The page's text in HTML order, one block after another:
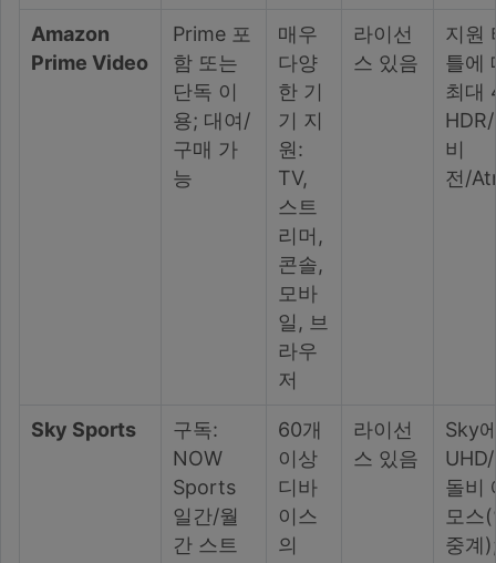
Amazon
Prime Video
Prime 포
함 또는
단독 이
용; 대여/
구매 가
능
매우
다양
한 기
기 지
원:
TV,
스트
리머,
콘솔,
모바
일, 브
라우
저
라이선
스 있음
지원
틀에
최대
비
전/
Sky Sports
구독:
NOW
Sports
일간/월
간 스트
60개
이상
디바
이스
의
라이선
스 있음
Sky
돌비
모스
중계